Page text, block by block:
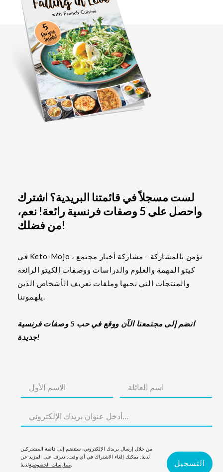
لست مسجلاً في قائمتنا البريدية؟ اشترك
واحصل على 5 وصفات فرنسية رائعة! نعم،
من فضلك!
في Keto-Mojo ، نؤمن بالمشاركة - مشاركة أخبار مجتمع
كيتو المهمة والعلوم والدراسات ووصفات الكيتو الرائعة
والمنتجات التي نحبها وملفات تعريف الأشخاص الذين
يلهموننا.
انضم إلى مجتمعنا الآن ووقع في حب 5 وصفات فرنسية
جديدة!
من خلال إرسال بريدك الإلكتروني، ستنضم إلى قائمة المشتركين
لدينا. يمكنك إلغاء الاشتراك في أي وقت. تعرف على المزيد عن
ممارسات الخصوصية
التسجيل